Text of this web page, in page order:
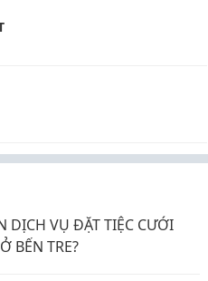
DỊCH VỤ ĐẶT TIỆC CƯỚI
BẾN TRE?